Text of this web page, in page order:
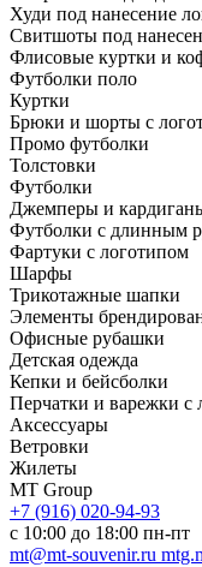
Худи под нанесение
Свитшоты под
Флисовые куртки и
Футболки поло
Куртки
Брюки и шорты с
Промо футболки
Толстовки
Футболки
Джемперы и
Футболки с длинным
Фартуки с логотипом
Шарфы
Трикотажные шапки
Элементы
Офисные рубашки
Детская одежда
Кепки и бейсболки
Перчатки и варежки с
Аксессуары
Ветровки
Жилеты
MT Group
+7 (916) 020-94-93
с 10:00 до 18:00 пн-пт
mt@mt-souvenir.ru